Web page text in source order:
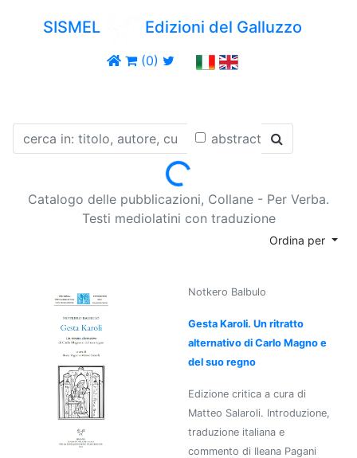
SISMEL Edizioni del Galluzzo
(0)
abstract
Loading...
Catalogo delle pubblicazioni, Collane - Per Verba.
Testi mediolatini con traduzione
Ordina per
Notkero Balbulo
Gesta Karoli. Un ritratto
alternativo di Carlo Magno e
del suo regno
Edizione critica a cura di
Matteo Salaroli. Introduzione,
traduzione italiana e
commento di Ileana Pagani